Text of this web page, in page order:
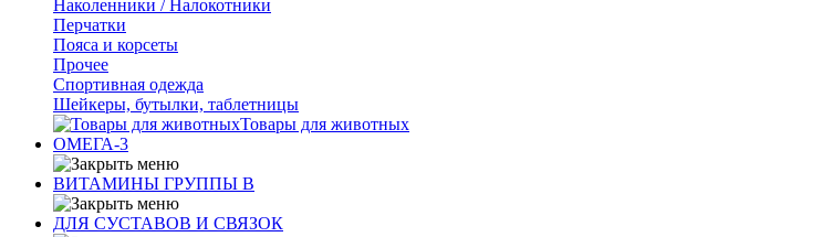
Наколенники / Налокотники
Перчатки
Пояса и корсеты
Прочее
Спортивная одежда
Шейкеры, бутылки, таблетницы
Товары для животных
ОМЕГА-3
ВИТАМИНЫ ГРУППЫ В
ДЛЯ СУСТАВОВ И СВЯЗОК